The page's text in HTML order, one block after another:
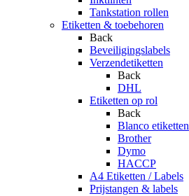
Tankstation rollen
Etiketten & toebehoren
Back
Beveiligingslabels
Verzendetiketten
Back
DHL
Etiketten op rol
Back
Blanco etiketten
Brother
Dymo
HACCP
A4 Etiketten / Labels
Prijstangen & labels